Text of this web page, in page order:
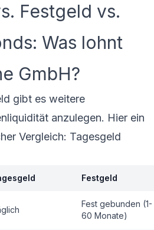
Festgeld vs.
Was lohnt
GmbH?
gibt es weitere
anzulegen. Hier ein
Vergleich: Tagesgeld
Festgeld
Fest gebunden (1-
60 Monate)